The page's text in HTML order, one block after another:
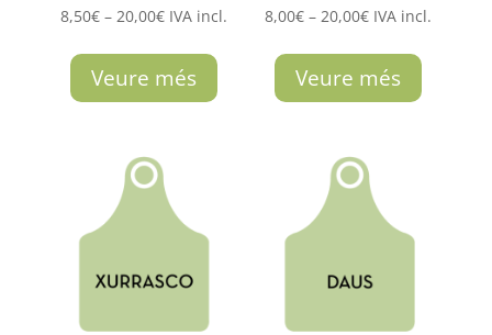
8,50€ – 20,00€Interval
preus:
8,50€
IVA incl.
Veure més
8,00€ – 20,00€Interval
preus:
8,00€
IVA incl.
Veure més